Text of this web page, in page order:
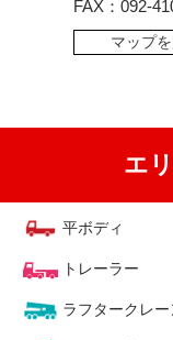
FAX：092-
マップ
エ
平ボディ
トレーラー
ラフタークレー